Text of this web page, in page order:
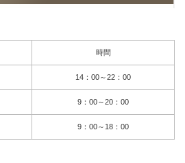
時間
14：00～22：00
9：00～20：00
9：00～18：00